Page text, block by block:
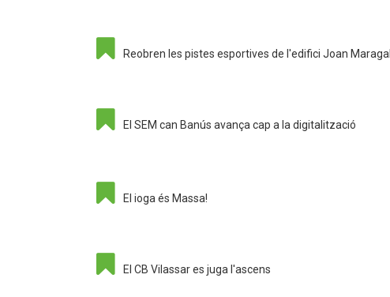
Reobren les pistes esportives de l'edifici Joan Maragall
El SEM can Banús avança cap a la digitalització
El ioga és Massa!
El CB Vilassar es juga l'ascens